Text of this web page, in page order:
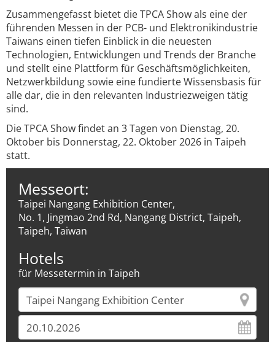
Zusammengefasst bietet die TPCA Show als eine der
führenden Messen in der PCB- und Elektronikindustrie
Taiwans einen tiefen Einblick in die neuesten
Technologien, Entwicklungen und Trends der Branche
und stellt eine Plattform für Geschäftsmöglichkeiten,
Netzwerkbildung sowie eine fundierte Wissensbasis für
alle dar, die in den relevanten Industriezweigen tätig
sind.
Die TPCA Show findet an 3 Tagen von Dienstag, 20.
Oktober bis Donnerstag, 22. Oktober 2026 in Taipeh
statt.
Messeort:
Taipei Nangang Exhibition Center,
No. 1, Jingmao 2nd Rd, Nangang District, Taipeh,
Taipeh, Taiwan
Hotels
für Messetermin in Taipeh